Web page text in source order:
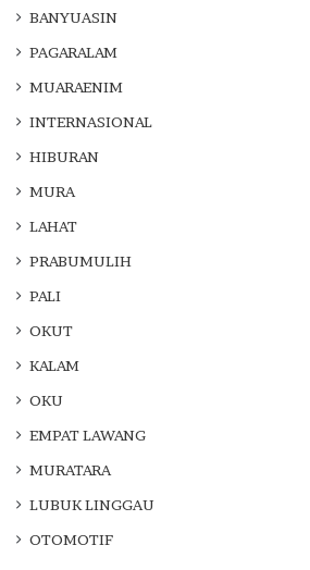
BANYUASIN
PAGARALAM
MUARAENIM
INTERNASIONAL
HIBURAN
MURA
LAHAT
PRABUMULIH
PALI
OKUT
KALAM
OKU
EMPAT LAWANG
MURATARA
LUBUK LINGGAU
OTOMOTIF